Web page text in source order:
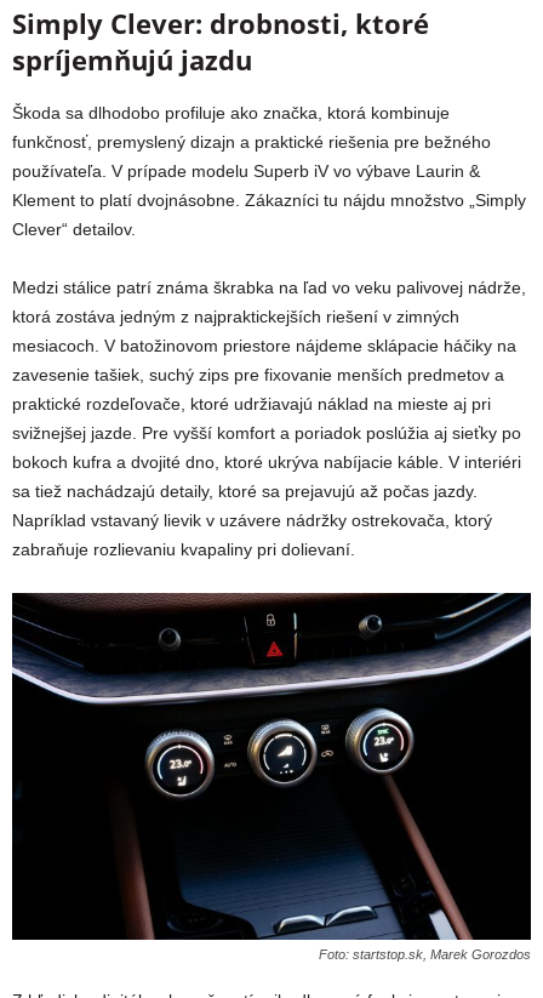
Simply Clever: drobnosti, ktoré
spríjemňujú jazdu
Škoda sa dlhodobo profiluje ako značka, ktorá kombinuje
funkčnosť, premyslený dizajn a praktické riešenia pre bežného
používateľa. V prípade modelu Superb iV vo výbave Laurin &
Klement to platí dvojnásobne. Zákazníci tu nájdu množstvo „Simply
Clever“ detailov.
Medzi stálice patrí známa škrabka na ľad vo veku palivovej nádrže,
ktorá zostáva jedným z najpraktickejších riešení v zimných
mesiacoch. V batožinovom priestore nájdeme sklápacie háčiky na
zavesenie tašiek, suchý zips pre fixovanie menších predmetov a
praktické rozdeľovače, ktoré udržiavajú náklad na mieste aj pri
svižnejšej jazde. Pre vyšší komfort a poriadok poslúžia aj sieťky po
bokoch kufra a dvojité dno, ktoré ukrýva nabíjacie káble. V interiéri
sa tiež nachádzajú detaily, ktoré sa prejavujú až počas jazdy.
Napríklad vstavaný lievik v uzávere nádržky ostrekovača, ktorý
zabraňuje rozlievaniu kvapaliny pri dolievaní.
Foto: startstop.sk, Marek Gorozdos